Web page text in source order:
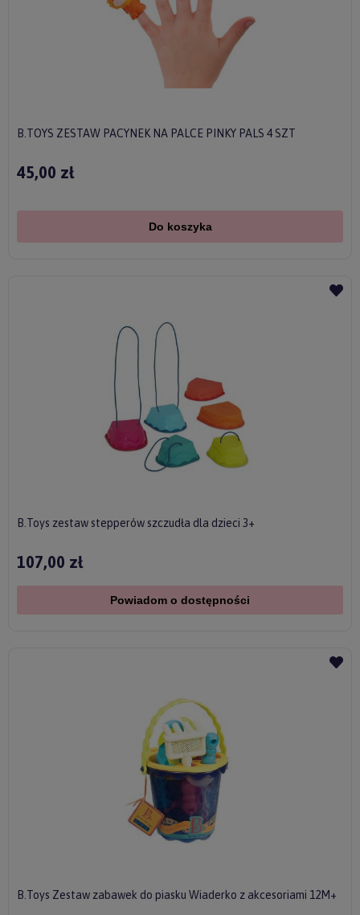
B.TOYS ZESTAW PACYNEK NA PALCE PINKY PALS 4 SZT
45,00 zł
Do koszyka
B.Toys zestaw stepperów szczudła dla dzieci 3+
107,00 zł
Powiadom o dostępności
B.Toys Zestaw zabawek do piasku Wiaderko z akcesoriami 12M+